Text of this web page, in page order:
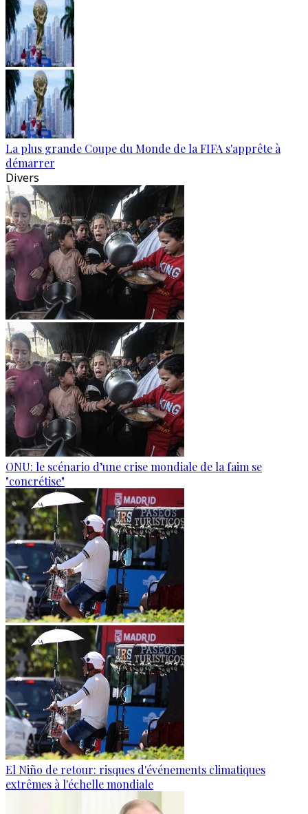
La plus grande Coupe du Monde de la FIFA s'apprête à
démarrer
Divers
ONU: le scénario d’une crise mondiale de la faim se
"concrétise"
El Niño de retour: risques d'événements climatiques
extrêmes à l'échelle mondiale